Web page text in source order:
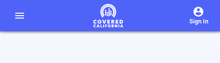
menu Sign In